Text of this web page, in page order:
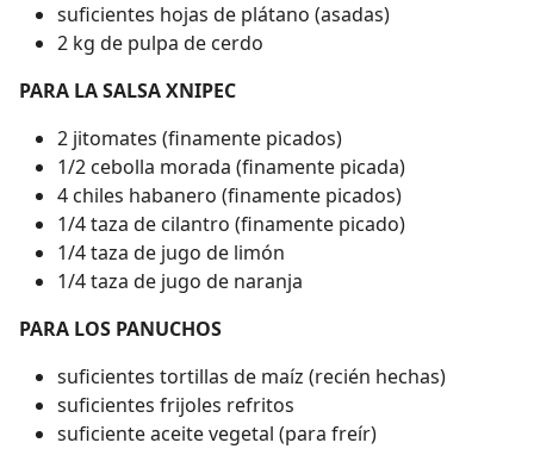
suficientes hojas de plátano (asadas)
2 kg de pulpa de cerdo
PARA LA SALSA XNIPEC
2 jitomates (finamente picados)
1/2 cebolla morada (finamente picada)
4 chiles habanero (finamente picados)
1/4 taza de cilantro (finamente picado)
1/4 taza de jugo de limón
1/4 taza de jugo de naranja
PARA LOS PANUCHOS
suficientes tortillas de maíz (recién hechas)
suficientes frijoles refritos
suficiente aceite vegetal (para freír)